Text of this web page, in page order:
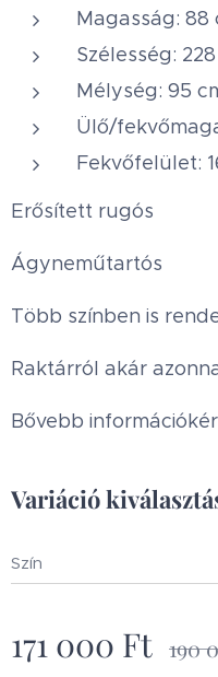
Magasság: 88
Szélesség:
Mélység: 95
Ülő/
Fekvőfelület:
Erősített rugós
Ágyneműtartós
Több színben is
Raktárról akár
Bővebb
Variáció
Szín
171 000 Ft 190